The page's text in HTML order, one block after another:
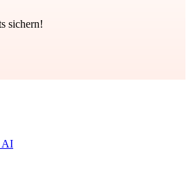
sichern!
AI